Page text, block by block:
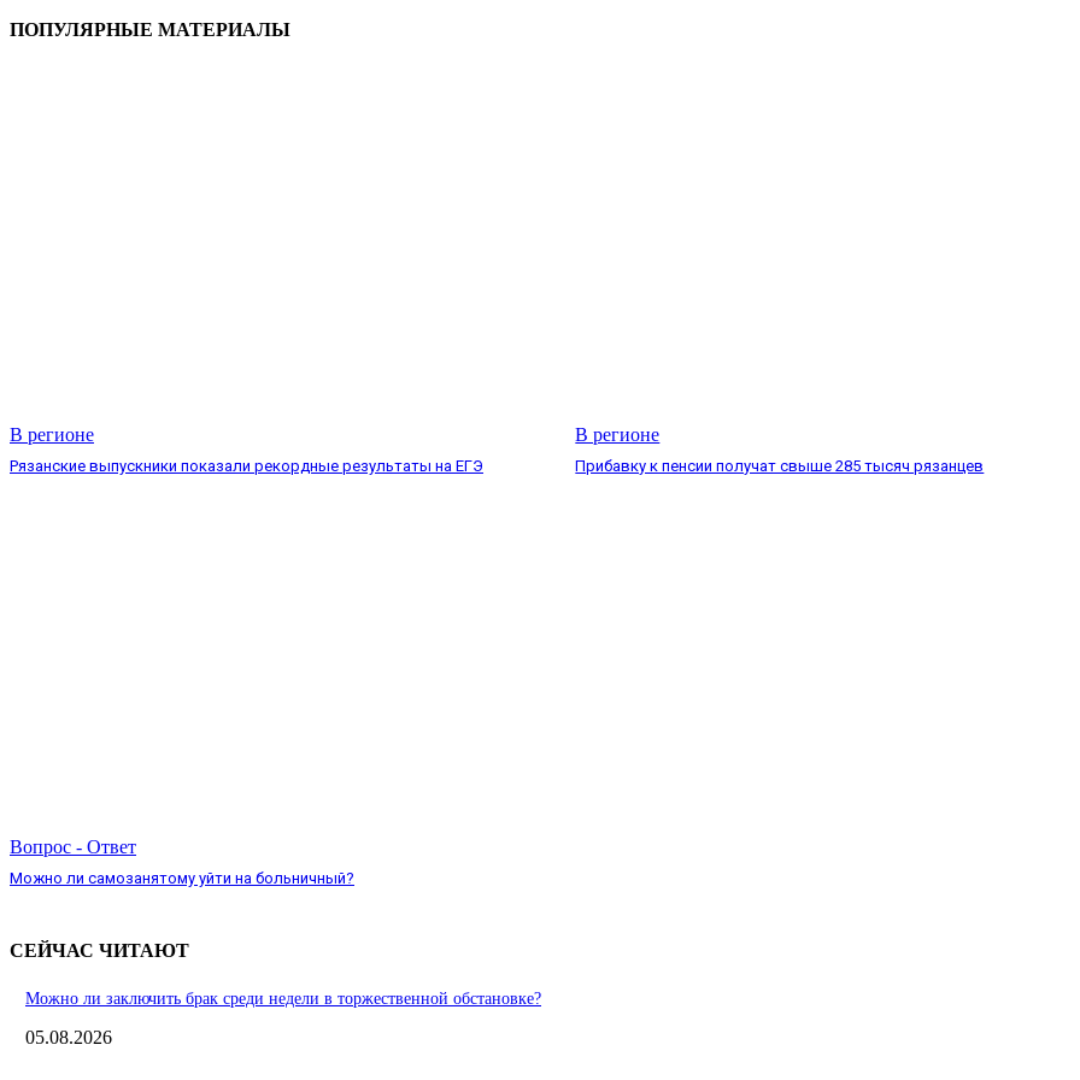
ПОПУЛЯРНЫЕ МАТЕРИАЛЫ
В регионе
Рязанские выпускники показали рекордные результаты на ЕГЭ
В регионе
Прибавку к пенсии получат свыше 285 тысяч рязанцев
Вопрос - Ответ
Можно ли самозанятому уйти на больничный?
СЕЙЧАС ЧИТАЮТ
Можно ли заключить брак среди недели в торжественной обстановке?
05.08.2026